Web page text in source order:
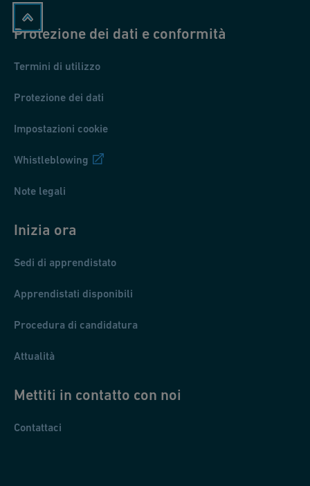
Protezione dei dati e conformità
Termini di utilizzo
Protezione dei dati
Impostazioni cookie
Whistleblowing
Note legali
Inizia ora
Sedi di apprendistato
Apprendistati disponibili
Procedura di candidatura
Attualità
Mettiti in contatto con noi
Contattaci